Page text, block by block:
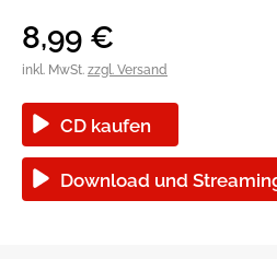
Autorinnen und Autoren
8,99 €
inkl. MwSt. zzgl. Versand
CD kaufen
Download und